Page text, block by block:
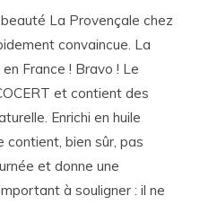
La Provençale chez
convaincue. La
France ! Bravo ! Le
et contient des
Enrichi en huile
contient, bien sûr, pas
et donne une
à souligner : il ne